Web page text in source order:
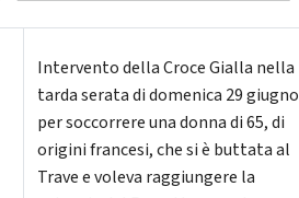
Intervento della Croce Gialla nella
tarda serata di domenica 29 giugno
per soccorrere una donna di 65, di
origini francesi, che si è buttata al
Trave e voleva raggiungere la